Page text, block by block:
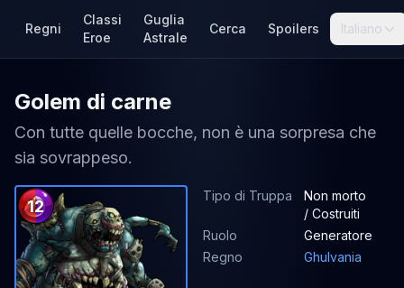
Regni
Classi
Eroe
Guglia
Astrale
Cerca Spoilers Italiano
Golem di carne
Con tutte quelle bocche, non è una sorpresa che
sia sovrappeso.
12
Tipo di Truppa
Non morto
/ Costruiti
Ruolo
Generatore
Regno
Ghulvania